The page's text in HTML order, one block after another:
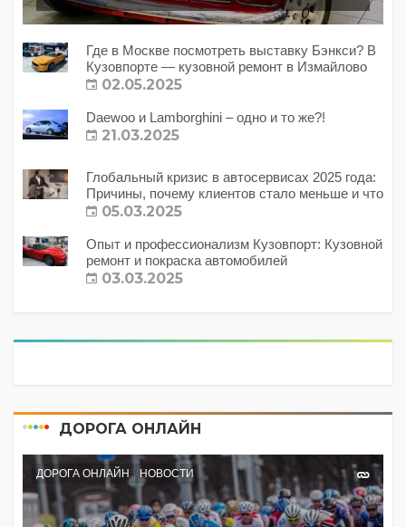
Где в Москве посмотреть выставку Бэнкси? В
Кузовпорте — кузовной ремонт в Измайлово
02.05.2025
Daewoo и Lamborghini – одно и то же?!
21.03.2025
Глобальный кризис в автосервисах 2025 года:
Причины, почему клиентов стало меньше и что
с этим делать?
05.03.2025
Опыт и профессионализм Кузовпорт: Кузовной
ремонт и покраска автомобилей
03.03.2025
ДОРОГА ОНЛАЙН
ДОРОГА ОНЛАЙН НОВОСТИ